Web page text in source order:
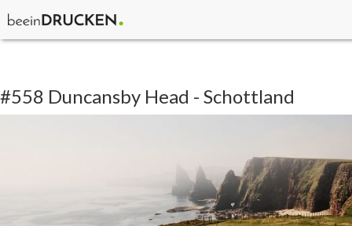
#558 Duncansby Head - Schottland